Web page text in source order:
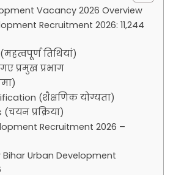
Vacancy 2026 Overview
Recruitment 2026: 11,244
तिथियां)
प्रमुख प्रभाग
(शैक्षणिक योग्यता)
प्रक्रिया)
Recruitment 2026 –
Bihar Urban Development